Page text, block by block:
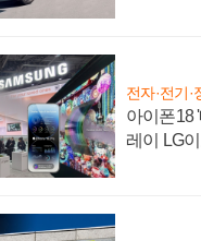
전자·전기·
아이폰18
레이 LG